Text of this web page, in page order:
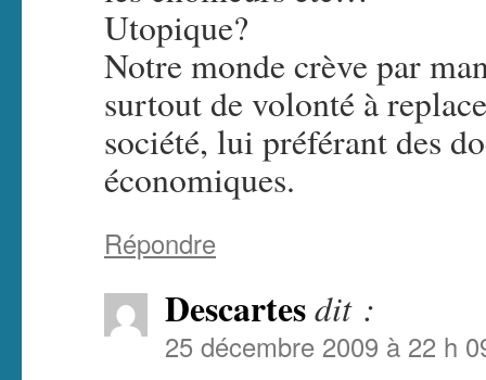
Utopique?
Notre monde crève par
surtout de volonté à
société, lui préférant des
économiques.
Répondre
Descartesdit :
25 décembre 2009 à 22 h